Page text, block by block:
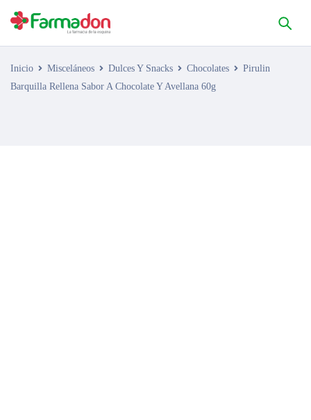
Inicio Misceláneos Dulces Y Snacks Chocolates
Pirulin
Barquilla Rellena Sabor A Chocolate Y Avellana 60g